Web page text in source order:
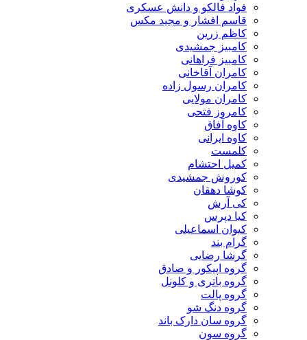
فواد فالکو و دانش عسکری
قاسم افشار و مجید مکس
کاظم زرین
کامبیز جمشیدی
کامبیز فراهانی
کامران آقاخانی
کامران رسول زاده
کامران مولایی
کامروز فتحی
کاوه آفاق
کاوه ایرانی
کلمست
کمیل احتشام
کوروش جمشیدی
کوشا دهقان
کی آرش
کیا دپرس
کیوان اسماعیلی
گرام بند
گرشا رضایی
گروه اپیکور و صادق
گروه باتری و کلونل
گروه پالت
گروه دنگ شو
گروه سان دارک باند
گروه سون